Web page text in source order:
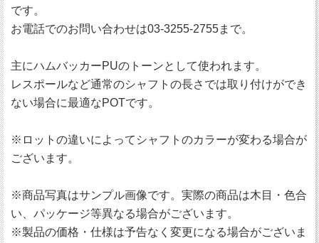
です。
お電話でのお問い合わせは03-3255-2755まで。
主にハムバッカーPUのトーンとして使われます。
レスポールなど通常のシャフトの長さでは取り付けができ
ない場合に最適なPOTです。
※ロットの違いによってシャフトのカラーが変わる場合が
ございます。
※商品写真はサンプル画像です。実際の商品は木目・色合
い、パッケージ等異なる場合がございます。
※製品の価格・仕様は予告なく変更になる場合がございま